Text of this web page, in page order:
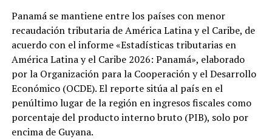
Panamá se mantiene entre los países con menor
recaudación tributaria de América Latina y el Caribe, de
acuerdo con el informe «Estadísticas tributarias en
América Latina y el Caribe 2026: Panamá», elaborado
por la Organización para la Cooperación y el Desarrollo
Económico (OCDE). El reporte sitúa al país en el
penúltimo lugar de la región en ingresos fiscales como
porcentaje del producto interno bruto (PIB), solo por
encima de Guyana.